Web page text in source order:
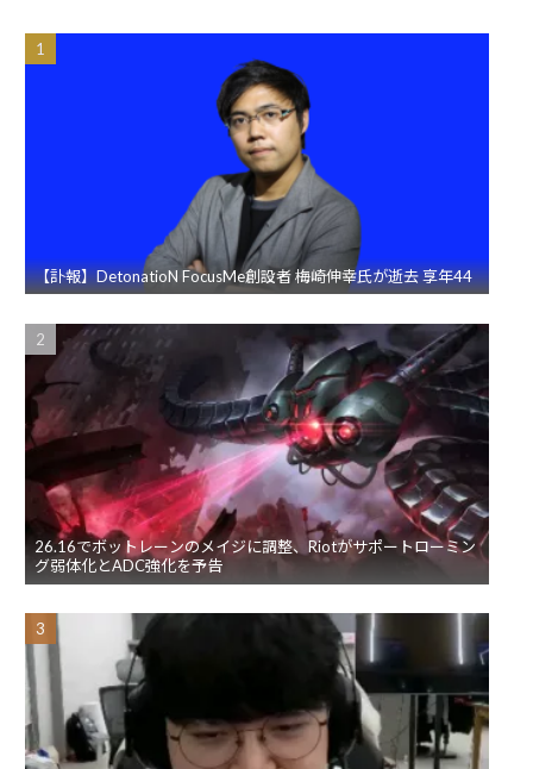
【訃報】DetonatioN FocusMe創設者 梅崎伸幸氏が逝去 享年44
26.16でボットレーンのメイジに調整、Riotがサポートローミン
グ弱体化とADC強化を予告